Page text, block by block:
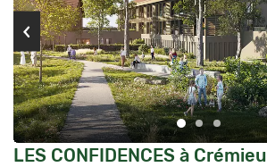
LES CONFIDENCES à Crémieu